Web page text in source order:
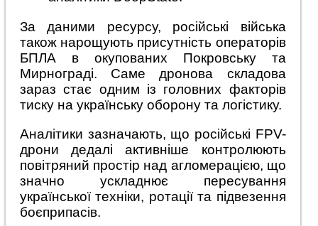
За даними ресурсу, російські війська
також нарощують присутність операторів
БПЛА в окупованих Покровську та
Мирнограді. Саме дронова складова
зараз стає одним із головних факторів
тиску на українську оборону та логістику.
Аналітики зазначають, що російські FPV-
дрони дедалі активніше контролюють
повітряний простір над агломерацією, що
значно ускладнює пересування
української техніки, ротації та підвезення
боєприпасів.